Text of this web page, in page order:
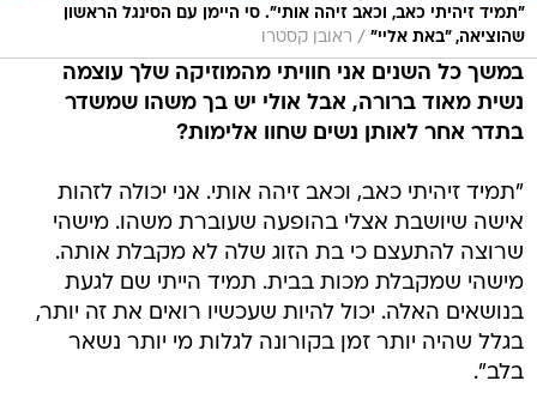
"תמיד זיהיתי כאב, וכאב זיהה אותי". סי היימן עם הסינגל הראשון
שהוציאה, "באת אליי" / ראובן קסטרו
במשך כל השנים אני חוויתי מהמוזיקה שלך עוצמה
נשית מאוד ברורה, אבל אולי יש בך משהו שמשדר
בתדר אחר לאותן נשים שחוו אלימות?
"תמיד זיהיתי כאב, וכאב זיהה אותי. אני יכולה לזהות
אישה שיושבת אצלי בהופעה שעוברת משהו. מישהי
שרוצה להתעצם כי בת הזוג שלה לא מקבלת אותה.
מישהי שמקבלת מכות בבית. תמיד הייתי שם לגעת
בנושאים האלה. יכול להיות שעכשיו רואים את זה יותר,
בגלל שהיה יותר זמן בקורונה לגלות מי יותר נשאר
בלב".